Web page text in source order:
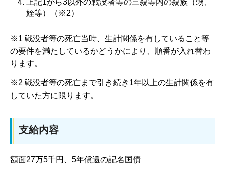
姪等）（※2）
※1 戦没者等の死亡当時、生計関係を有していること等
の要件を満たしているかどうかにより、順番が入れ替わ
ります。
※2 戦没者等の死亡まで引き続き1年以上の生計関係を有
していた方に限ります。
支給内容
額面27万5千円、5年償還の記名国債